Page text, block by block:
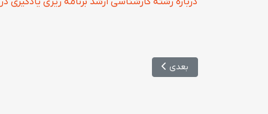
مطلب بعدی: کلاس کنکور کارشناسی ارشد برنامه ریزی
بعدی